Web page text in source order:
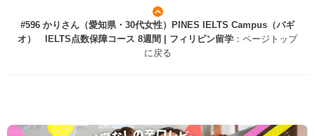
#596 かりさん（愛知県・30代女性）PINES IELTS Campus（バギ
オ） IELTS点数保障コース 8週間 | フィリピン留学 ：ページトップ
に戻る